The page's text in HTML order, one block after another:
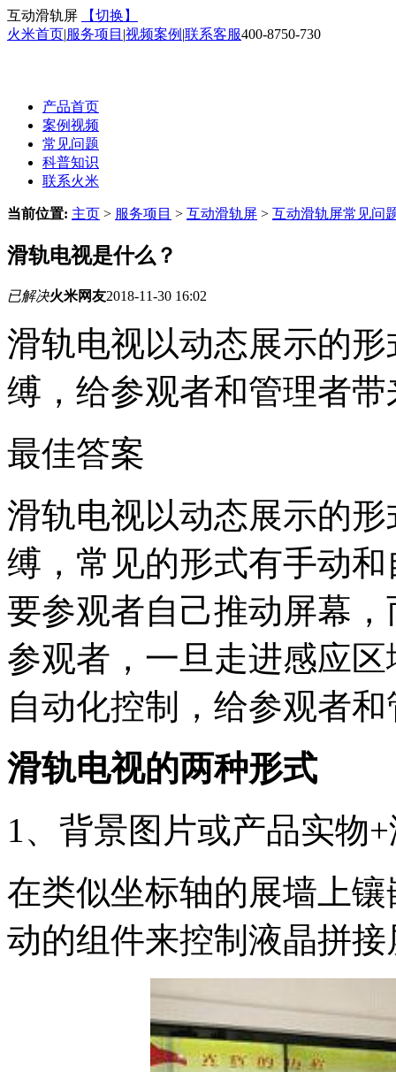
互动滑轨屏
【切换】
火米首页|服务项目 |视频案例 |联系客服400-8750-730
产品首页
案例视频
常见问题
科普知识
联系火米
当前位置: 主页 > 服务项目 > 互动滑轨屏 > 互动滑轨屏常见问
滑轨电视是什么？
已解决火米网友2018-11-30 16:02
滑轨电视以动态展示的
缚，给参观者和管理者
最佳答案
滑轨电视以动态展示的
缚，常见的形式有手动
要参观者自己推动屏幕
参观者，一旦走进感应
自动化控制，给参观者
滑轨电视的两种形式
1、背景图片或产品实物
在类似坐标轴的展墙上
动的组件来控制液晶拼